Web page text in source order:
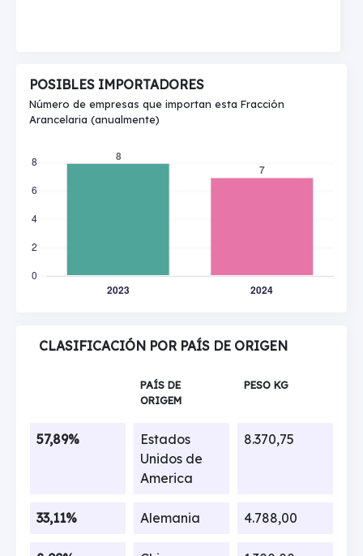
POSIBLES IMPORTADORES
Número de empresas que importan esta Fracción
Arancelaria (anualmente)
CLASIFICACIÓN POR PAÍS DE ORIGEN
PAÍS DE
ORIGEM
PESO KG
57,89%
Estados
Unidos de
America
8.370,75
33,11% Alemania 4.788,00